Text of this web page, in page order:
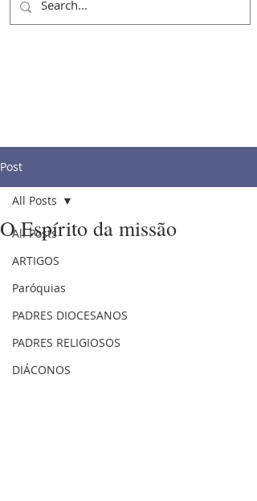
Post
All Posts
ARTIGOS
Paróquias
PADRES DIOCESANOS
PADRES RELIGIOSOS
DIÁCONOS
All Posts
O Espírito da missão